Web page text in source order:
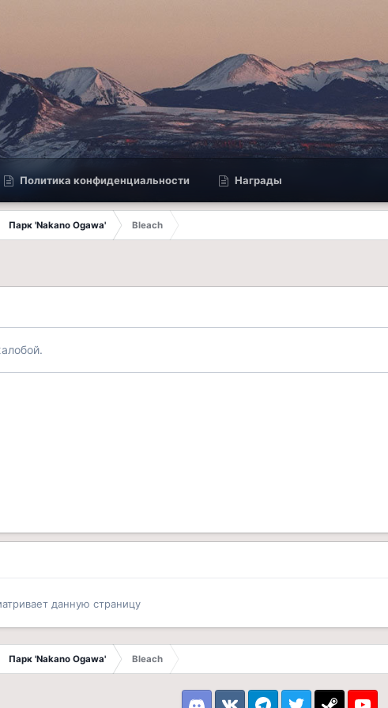
Политика конфиденциальности Награды
Парк 'Nakano Ogawa'
Bleach
данную страницу
Парк 'Nakano Ogawa' Bleach